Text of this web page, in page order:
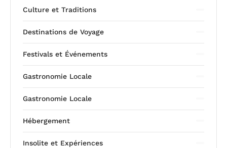
Culture et Traditions
Destinations de Voyage
Festivals et Événements
Gastronomie Locale
Gastronomie Locale
Hébergement
Insolite et Expériences